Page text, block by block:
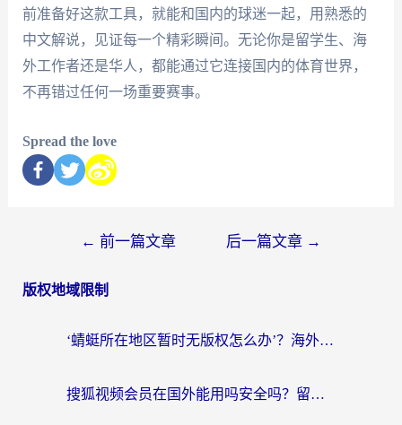
前准备好这款工具，就能和国内的球迷一起，用熟悉的
中文解说，见证每一个精彩瞬间。无论你是留学生、海
外工作者还是华人，都能通过它连接国内的体育世界，
不再错过任何一场重要赛事。
Spread the love
← 前一篇文章 后一篇文章 →
版权地域限制
‘蜻蜓所在地区暂时无版权怎么办’？海外党看国内内容、办国内事的实用指南
搜狐视频会员在国外能用吗安全吗？留学生亲测有效的回国观影解决方案